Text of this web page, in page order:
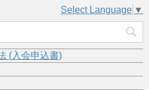
Select Language ▼
(入会申込書)